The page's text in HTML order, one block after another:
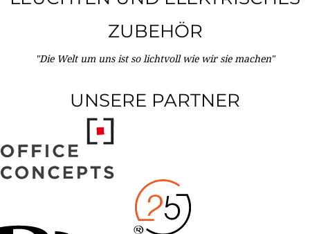
ZUBEHÖR
"Die Welt um uns ist so lichtvoll wie wir sie machen"
UNSERE PARTNER